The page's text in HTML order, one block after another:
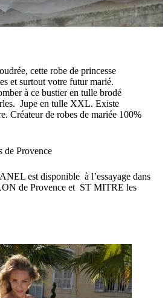
cette robe de princesse
et surtout votre futur marié.
à ce bustier en tulle brodé
Jupe en tulle XXL. Existe
Créateur de robes de mariée 100%
de Provence
est disponible à l’essayage dans
de Provence et ST MITRE les